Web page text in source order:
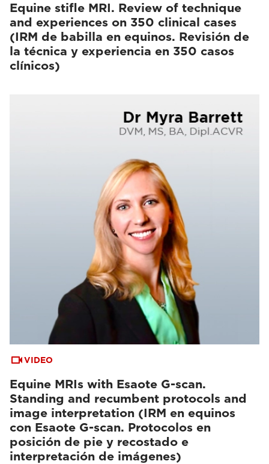
Equine stifle MRI. Review of technique
and experiences on 350 clinical cases
(IRM de babilla en equinos. Revisión de
la técnica y experiencia en 350 casos
clínicos)
VIDEO
Equine MRIs with Esaote G-scan.
Standing and recumbent protocols and
image interpretation (IRM en equinos
con Esaote G-scan. Protocolos en
posición de pie y recostado e
interpretación de imágenes)